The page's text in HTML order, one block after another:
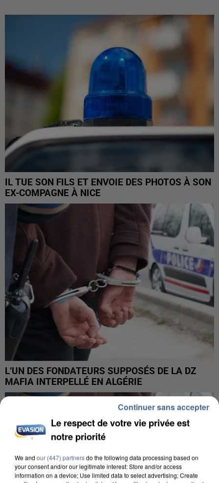
IL TUE SON FILS ET ENVOIE DES PHOTOS À SON
EX-COMPAGNE À NICE
L’UN DES FONDATEURS SUPPOSÉS DE LA DZ
MAFIA INTERPELLÉ EN ALGÉRIE
Le respect de votre vie privée est
notre priorité
We and our (447) partnersdo the following data processing based on
your consent and/or our legitimate interest: Store and/or access
information on a device; Use limited data to select advertising; Create
Continuer sans accepter